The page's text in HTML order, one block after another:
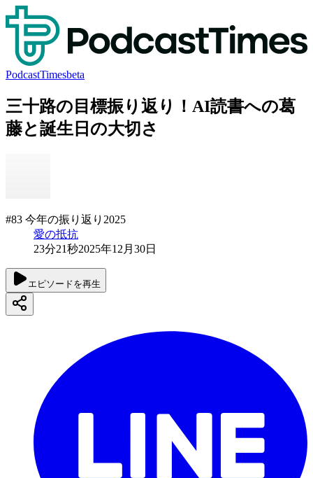
PodcastTimesbeta
三十路の目標振り返り！AI読書への葛
藤と誕生日の大切さ
#83 今年の振り返り2025
愛の抵抗
23分21秒2025年12月30日
エピソードを再生